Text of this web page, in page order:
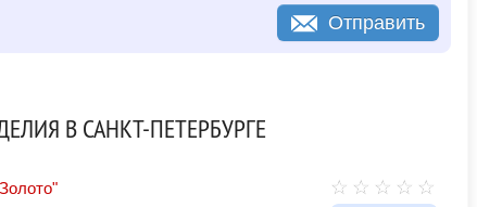
Отправить
В САНКТ-ПЕТЕРБУРГЕ